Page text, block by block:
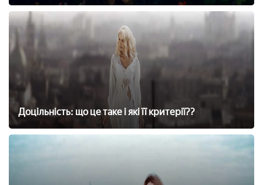
Доцільність: що це таке і які її критерії??